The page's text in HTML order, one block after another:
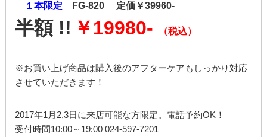
１本限定 FG-820 定価￥39960-
半額 !! ￥19980- （税込）
※お買い上げ商品は購入後のアフターケアもしっかり対応
させていただきます！
2017年1月2,3日に来店可能な方限定。電話予約OK！
受付時間10:00～19:00 024-597-7201